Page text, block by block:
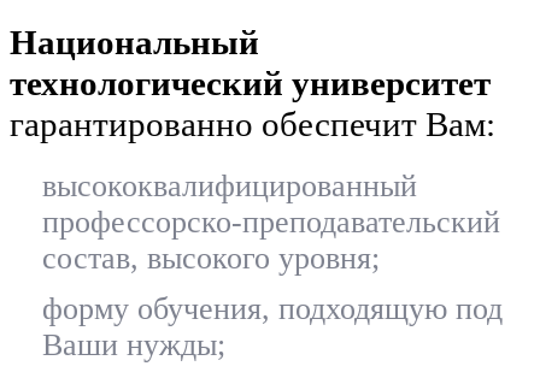
Национальный
технологический университет
гарантированно обеспечит Вам:
высококвалифицированный
профессорско-преподавательский
состав, высокого уровня;
форму обучения, подходящую под
Ваши нужды;